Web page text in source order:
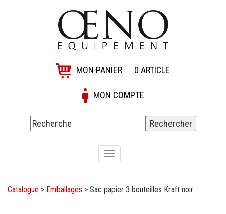
MON PANIER 0 ARTICLE
MON COMPTE
Toggle
navigation
Catalogue > Emballages > Sac papier 3 bouteilles Kraft noir